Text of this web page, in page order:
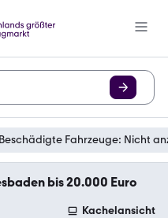
Beschädigte Fahrzeuge: Nicht
bis 20.000 Euro
Kachelansicht